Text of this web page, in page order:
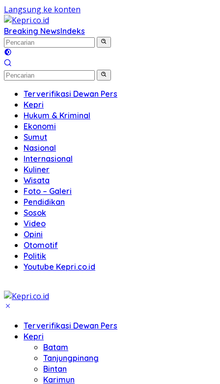
Langsung ke konten
Breaking NewsIndeks
Terverifikasi Dewan Pers
Kepri
Hukum & Kriminal
Ekonomi
Sumut
Nasional
Internasional
Kuliner
Wisata
Foto – Galeri
Pendidikan
Sosok
Video
Opini
Otomotif
Politik
Youtube Kepri.co.id
Terverifikasi Dewan Pers
Kepri
Batam
Tanjungpinang
Bintan
Karimun